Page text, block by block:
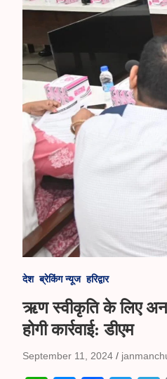
देश ब्रेकिंग न्यूज हरिद्वार
ऋण स्वीकृति के लिए
होगी कार्रवाई: डीएम
September 11, 2024